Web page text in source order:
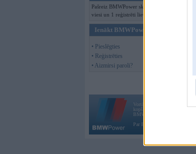
Pašreiz BMWPower skatās 131
viesi un 1 reģistrēti lietotāji.
Ienākt BMWPower
• Pieslēgties
• Reģistrēties
• Aizmirsi paroli?
Vortāls BMWPower.lv darbojas
kopš 2002. gada 14. maija.
BMW AG.
Par BMWPower